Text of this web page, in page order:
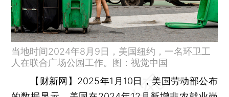
当地时间2024年8月9日，美国纽约，一名环卫工
人在联合广场公园工作。图：视觉中国
【财新网】 2025年1月10日，美国劳动部公布